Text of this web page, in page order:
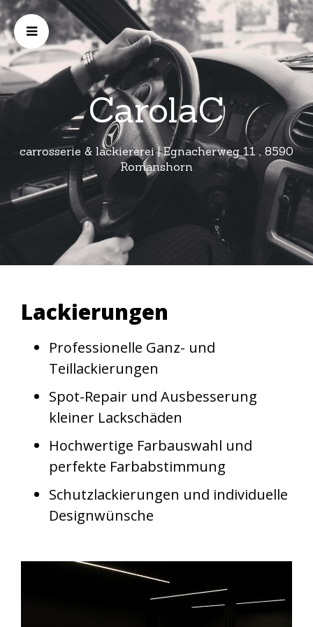
CarolaC
carrosserie & lackiererei | Egnacherweg 11 , 8590
Romanshorn
Lackierungen
Professionelle Ganz- und
Teillackierungen
Spot-Repair und Ausbesserung
kleiner Lackschäden
Hochwertige Farbauswahl und
perfekte Farbabstimmung
Schutzlackierungen und individuelle
Designwünsche